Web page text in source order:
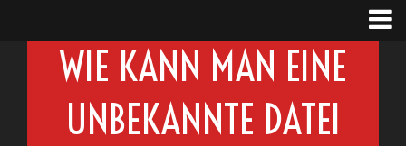
WIE KANN MAN EINE
UNBEKANNTE DATEI